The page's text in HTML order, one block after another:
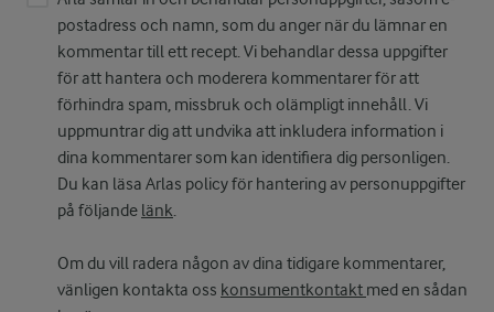
postadress och namn, som du anger när du lämnar en
kommentar till ett recept. Vi behandlar dessa uppgifter
för att hantera och moderera kommentarer för att
förhindra spam, missbruk och olämpligt innehåll. Vi
uppmuntrar dig att undvika att inkludera information i
dina kommentarer som kan identifiera dig personligen.
Du kan läsa Arlas policy för hantering av personuppgifter
på följande länk.
Om du vill radera någon av dina tidigare kommentarer,
vänligen kontakta oss konsumentkontakt med en sådan